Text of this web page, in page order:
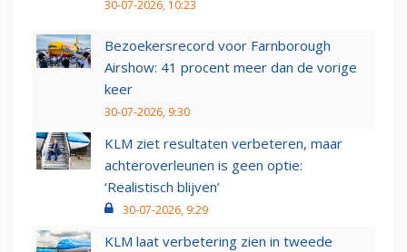
30-07-2026, 10:23
Bezoekersrecord voor Farnborough
Airshow: 41 procent meer dan de vorige
keer
30-07-2026, 9:30
KLM ziet resultaten verbeteren, maar
achteroverleunen is geen optie:
‘Realistisch blijven’
30-07-2026, 9:29
KLM laat verbetering zien in tweede